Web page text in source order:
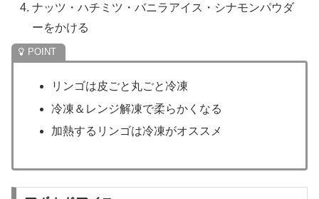
ナッツ・ハチミツ・バニラアイス・シナモンパウダ
ーをかける
リンゴは皮ごと丸ごと冷凍
冷凍＆レンジ解凍で柔らかくなる
加熱するリンゴは冷凍がオススメ